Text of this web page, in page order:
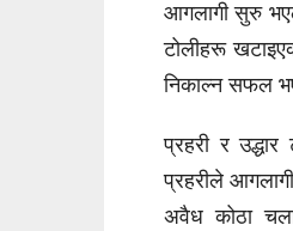
आगलागी सुरु
टोलीहरू
निकाल्न सफल
प्रहरी र
प्रहरीले
अवैध कोठा